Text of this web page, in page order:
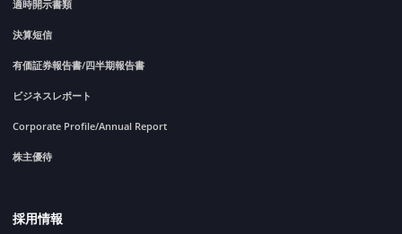
適時開示書類
決算短信
有価証券報告書/四半期報告書
ビジネスレポート
Corporate Profile/Annual Report
株主優待
採用情報